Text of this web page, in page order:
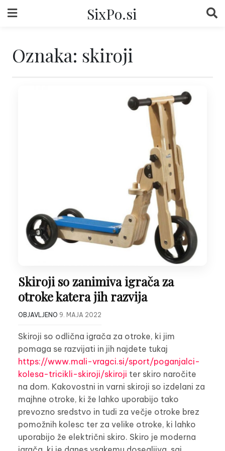
to
SixPo.si
Oznaka: skiroji
Skiroji so zanimiva igrača za
otroke katera jih razvija
OBJAVLJENO 9. MAJA 2022
Skiroji so odlična igrača za otroke, ki jim
pomaga se razvijati in jih najdete tukaj
https://www.mali-vragci.si/sport/poganjalci-
kolesa-tricikli-skiroji/skiroji ter skiro naročite
na dom. Kakovostni in varni skiroji so izdelani za
majhne otroke, ki že lahko uporabijo tako
prevozno sredstvo in tudi za večje otroke brez
pomožnih kolesc ter za velike otroke, ki lahko
uporabijo že električni skiro. Skiro je moderna